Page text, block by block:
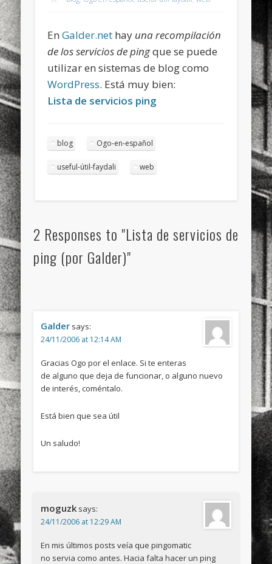
technology travel Turkey tweets
urban video
visual arts web World
for the next few days..
Mirat Can BayrakMirat Can Bayrak blogu – 12 düs akçesi
EnGalder.net hay una recompilación
de los servicios de pingque se puede
utilizar en sistemas de blog como
WordPress. Está muy bien:
Lista de servicios ping
blog Ogo-en-español
useful-útil-faydali web
2 Responses to "Lista de servicios de
ping (por Galder)"
Galder says:
24/11/2006 at 12:14 AM
Gracias Ogo por el enlace. Si te enteras
de alguno que deja de funcionar, o alguno nuevo
de interés, coméntalo.
Está bien que sea útil
Un saludo!
moguzk says:
24/11/2006 at 12:29 AM
En mis últimos posts veía que pingomatic
no servia como antes. Hacia falta hacer un ping